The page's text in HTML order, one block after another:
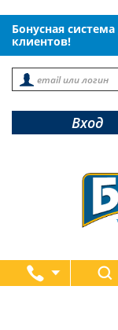
Бонусная
клиентов!
Вход